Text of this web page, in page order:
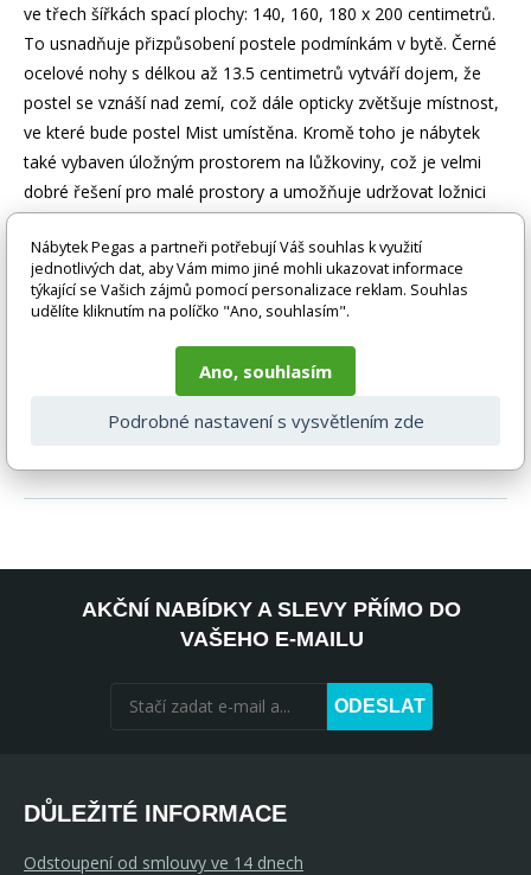
ve třech šířkách spací plochy: 140, 160, 180 x 200 centimetrů.
To usnadňuje přizpůsobení postele podmínkám v bytě. Černé
ocelové nohy s délkou až 13.5 centimetrů vytváří dojem, že
postel se vznáší nad zemí, což dále opticky zvětšuje místnost,
ve které bude postel Mist umístěna. Kromě toho je nábytek
také vybaven úložným prostorem na lůžkoviny, což je velmi
dobré řešení pro malé prostory a umožňuje udržovat ložnici
uklizenou.
Zboží je dodáváno bez doplňků a dekorací (např. textilních
doplňků, spotřebičů, baterie, matrací atd.), nejsou tedy v ceně.
Pokud není uvedeno jinak. Většinou je zboží dodáváno v
demontovaném stavu, dle charakteru zboží. Fotografie mohou
být i ilustrační a barva produktu nemusí odpovídat skutečnosti
vlivem nastavení monitoru a převodem do el. podoby. V
případě nejasností kontaktujte naše klientské centrum
pegas@nabytek-pegas.cz či volejte 777244446.
AKČNÍ NABÍDKY A SLEVY PŘÍMO DO
VAŠEHO E-MAILU
ODESLAT
DŮLEŽITÉ INFORMACE
Odstoupení od smlouvy ve 14 dnech
Nábytek Pegas a partneři potřebují Váš souhlas k využití
jednotlivých dat, aby Vám mimo jiné mohli ukazovat informace
týkající se Vašich zájmů pomocí personalizace reklam. Souhlas
udělíte kliknutím na políčko "Ano, souhlasím".
Ano, souhlasím
Podrobné nastavení s vysvětlením zde